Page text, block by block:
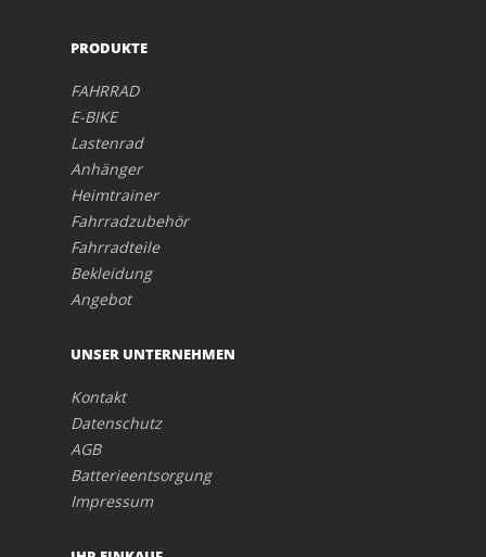
PRODUKTE
FAHRRAD
E-BIKE
Lastenrad
Anhänger
Heimtrainer
Fahrradzubehör
Fahrradteile
Bekleidung
Angebot
UNSER UNTERNEHMEN
Kontakt
Datenschutz
AGB
Batterieentsorgung
Impressum